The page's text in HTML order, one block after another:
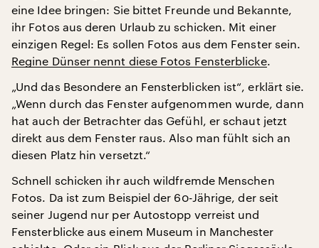
eine Idee bringen: Sie bittet Freunde und Bekannte,
ihr Fotos aus deren Urlaub zu schicken. Mit einer
einzigen Regel: Es sollen Fotos aus dem Fenster sein.
Regine Dünser nennt diese Fotos Fensterblicke.
„Und das Besondere an Fensterblicken ist“, erklärt sie.
„Wenn durch das Fenster aufgenommen wurde, dann
hat auch der Betrachter das Gefühl, er schaut jetzt
direkt aus dem Fenster raus. Also man fühlt sich an
diesen Platz hin versetzt.“
Schnell schicken ihr auch wildfremde Menschen
Fotos. Da ist zum Beispiel der 60-Jährige, der seit
seiner Jugend nur per Autostopp verreist und
Fensterblicke aus einem Museum in Manchester